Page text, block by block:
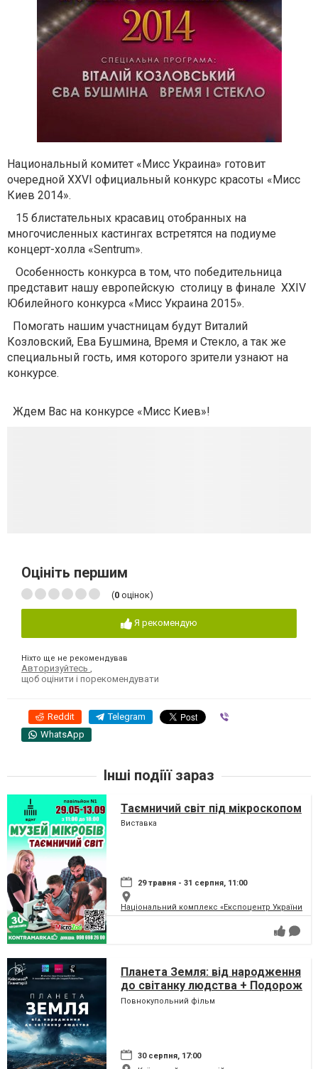
Национальный комитет «Мисс Украина» готовит
очередной XXVI официальный конкурс красоты «Мисс
Киев 2014».
15 блистательных красавиц отобранных на
многочисленных кастингах встретятся на подиуме
концерт-холла «Sentrum».
Особенность конкурса в том, что победительница
представит нашу европейскую столицу в финале XXIV
Юбилейного конкурса «Мисс Украина 2015».
Помогать нашим участницам будут Виталий
Козловский, Ева Бушмина, Время и Стекло, а так же
специальный гость, имя которого зрители узнают на
конкурсе.
Ждем Вас на конкурсе «Мисс Киев»!
Оцініть першим
(0 оцінок)
Я рекомендую
Ніхто ще не рекомендував
Авторизуйтесь
щоб оцінити і порекомендувати
Reddit Telegram
WhatsApp
Інші подіїї зараз
Таємничий світ під мікроскопом
Виставка
29 травня - 31 серпня, 11:00
Національний комплекс «Експоцентр України»
Планета Земля: від народження
до світанку людства + Подорож
сузір'ями (класична програма)
Повнокупольний фільм
30 серпня, 17:00